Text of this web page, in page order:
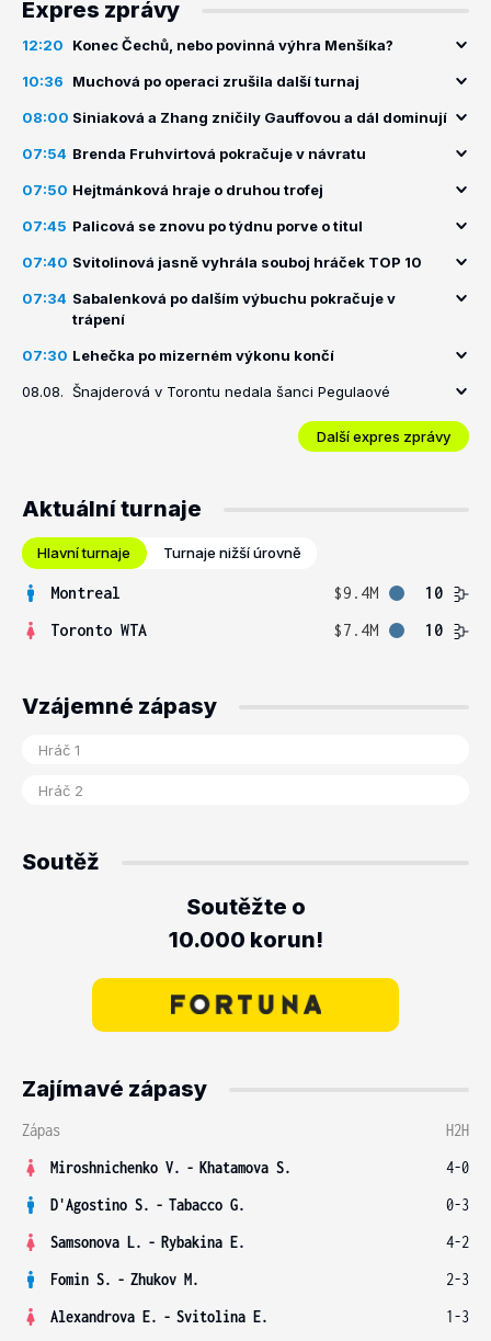
Expres zprávy
12:20 Konec Čechů, nebo povinná výhra Menšíka?
10:36 Muchová po operaci zrušila další turnaj
08:00 Siniaková a Zhang zničily Gauffovou a dál dominují
07:54 Brenda Fruhvirtová pokračuje v návratu
07:50 Hejtmánková hraje o druhou trofej
07:45 Palicová se znovu po týdnu porve o titul
07:40 Svitolinová jasně vyhrála souboj hráček TOP 10
07:34 Sabalenková po dalším výbuchu pokračuje v
trápení
07:30 Lehečka po mizerném výkonu končí
08.08. Šnajderová v Torontu nedala šanci Pegulaové
Další expres zprávy
Aktuální turnaje
Hlavní turnaje Turnaje nižší úrovně
Montreal $9.4M
10
Toronto WTA
$7.4M 10
Vzájemné zápasy
Soutěž
Soutěžte o
10.000 korun!
Zajímavé zápasy
Zápas
H2H
Miroshnichenko V. - Khatamova S.
4-0
D'Agostino S. - Tabacco G.
0-3
Samsonova L. - Rybakina E.
4-2
Fomin S. - Zhukov M.
2-3
Alexandrova E. - Svitolina E.
1-3